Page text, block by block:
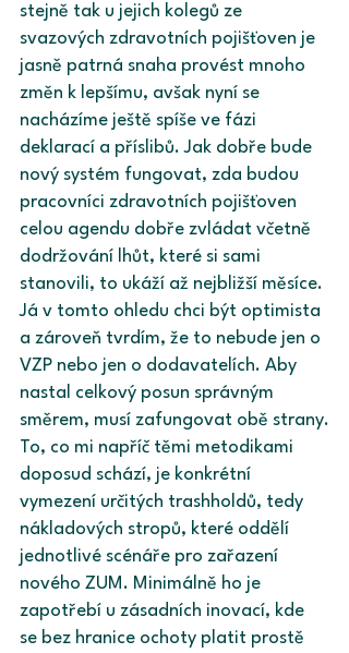
stejně tak u jejich kolegů ze
svazových zdravotních pojišťoven je
jasně patrná snaha provést mnoho
změn k lepšímu, avšak nyní se
nacházíme ještě spíše ve fázi
deklarací a příslibů. Jak dobře bude
nový systém fungovat, zda budou
pracovníci zdravotních pojišťoven
celou agendu dobře zvládat včetně
dodržování lhůt, které si sami
stanovili, to ukáží až nejbližší měsíce.
Já v tomto ohledu chci být optimista
a zároveň tvrdím, že to nebude jen o
VZP nebo jen o dodavatelích. Aby
nastal celkový posun správným
směrem, musí zafungovat obě strany.
To, co mi napříč těmi metodikami
doposud schází, je konkrétní
vymezení určitých trashholdů, tedy
nákladových stropů, které oddělí
jednotlivé scénáře pro zařazení
nového ZUM. Minimálně ho je
zapotřebí u zásadních inovací, kde
se bez hranice ochoty platit prostě